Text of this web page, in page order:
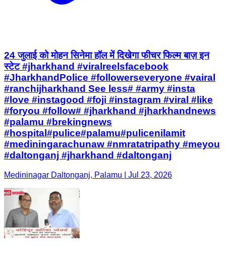
24 जुलाई को मोहन सिनेमा हॉल में दिखेगा फीचर फिल्म बाज़ इन
स्टेट #jharkhand #viralreelsfacebook
#JharkhandPolice #followerseveryone #vairal
#ranchijharkhand See less# #army #insta
#love #instagood #foji #instagram #viral #like
#foryou #follow# #jharkhand #jharkhandnews
#palamu #brekingnews
#hospital#pulice#palamu#pulicenilamit
#mediningarachunaw #nmratatripathy #meyou
#daltonganj #jharkhand #daltonganj
Medininagar Daltonganj, Palamu | Jul 23, 2026